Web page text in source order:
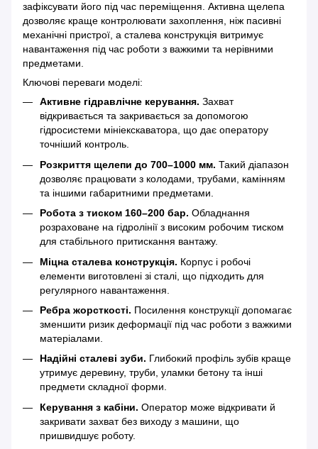
зафіксувати його під час переміщення. Активна щелепа
дозволяє краще контролювати захоплення, ніж пасивні
механічні пристрої, а сталева конструкція витримує
навантаження під час роботи з важкими та нерівними
предметами.
Ключові переваги моделі:
Активне гідравлічне керування. Захват
відкривається та закривається за допомогою
гідросистеми мініекскаватора, що дає оператору
точніший контроль.
Розкриття щелепи до 700–1000 мм. Такий діапазон
дозволяє працювати з колодами, трубами, камінням
та іншими габаритними предметами.
Робота з тиском 160–200 бар. Обладнання
розраховане на гідролінії з високим робочим тиском
для стабільного притискання вантажу.
Міцна сталева конструкція. Корпус і робочі
елементи виготовлені зі сталі, що підходить для
регулярного навантаження.
Ребра жорсткості. Посилення конструкції допомагає
зменшити ризик деформації під час роботи з важкими
матеріалами.
Надійні сталеві зуби. Глибокий профіль зубів краще
утримує деревину, труби, уламки бетону та інші
предмети складної форми.
Керування з кабіни. Оператор може відкривати й
закривати захват без виходу з машини, що
пришвидшує роботу.